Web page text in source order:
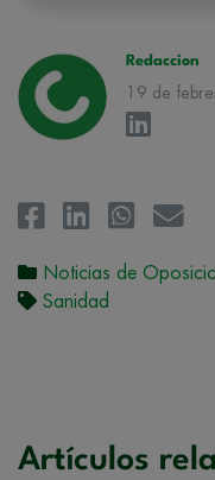
Redaccion
19 de
Noticias de
Sanidad
Artículos